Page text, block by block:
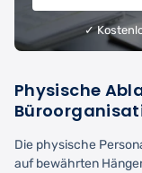
✓
Physische
Die physische
auf bewährten